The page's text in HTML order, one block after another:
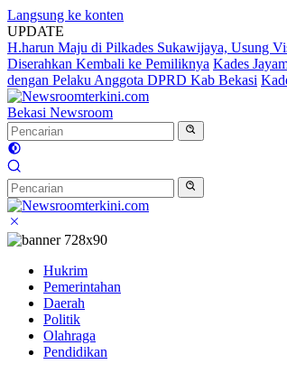
Langsung ke konten
UPDATE
H.harun Maju di Pilkades Sukawijaya, Usung
Diserahkan Kembali ke Pemiliknya Kades
dengan Pelaku Anggota DPRD Kab Bekasi
Bekasi Newsroom
Hukrim
Pemerintahan
Daerah
Politik
Olahraga
Pendidikan